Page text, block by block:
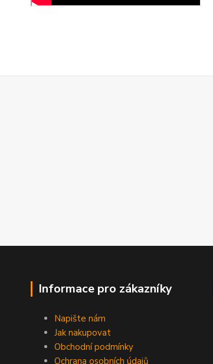
Informace pro zákazníky
Napište nám
Jak nakupovat
Obchodní podmínky
Ochrana osobních údajů